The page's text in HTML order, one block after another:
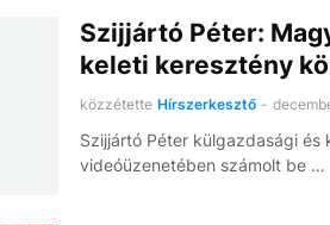
Szijjártó Péter:
keleti keresztény
közzétette Hírszerkesztő -
Szijjártó Péter külgazdasági
videóüzenetében számolt be …